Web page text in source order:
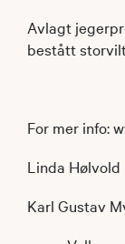
Avlagt
bestått
For mer info:
Linda
Karl Gustav